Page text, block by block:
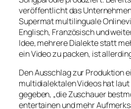
veröffentlicht das
Supermat multilinguale
Englisch, Französisch und
Idee, mehrere Dialekte statt
ein Video zu packen, ist
Den Ausschlag zur Produktion
multidialektalen Videos hat
gegeben, „die Zuschauer
entertainen und mehr